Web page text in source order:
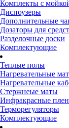
Комплекты с
Диспоузеры
Дополнительные
Дозаторы для
Разделочные доски
Комплектующие
Теплые полы
Нагревательные
Нагревательные
Стержнеые маты
Инфракрасные
Терморегуляторы
Комплектующие